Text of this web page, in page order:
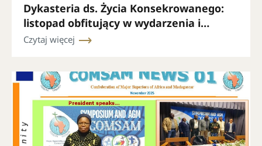
Dykasteria ds. Życia Konsekrowanego:
listopad obfitujący w wydarzenia i
intensywną działalność
Czytaj więcej